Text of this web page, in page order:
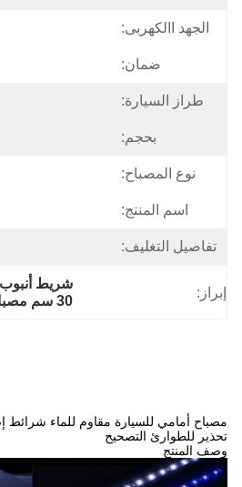
الجهد االكهربى:
ضمان:
طراز السيارة:
بحجم:
نوع المصباح:
اسم المنتج:
تفاصيل التغليف:
إبراز:
شريط أنبوب LED للسيارة 3528
30 سم مصباح أمامي للسيارة
تحذير للطوارئ التصحيح
وصف المنتج